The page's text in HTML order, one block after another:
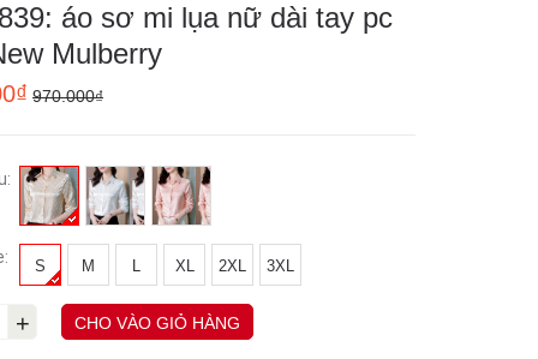
áo sơ mi lụa nữ dài tay pc
Mulberry
970.000₫
S M L XL 2XL 3XL
+ CHO VÀO GIỎ HÀNG